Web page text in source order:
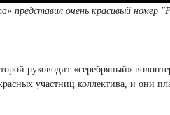
представил очень красивый номер
руководит «серебряный»
участниц коллектива, и они